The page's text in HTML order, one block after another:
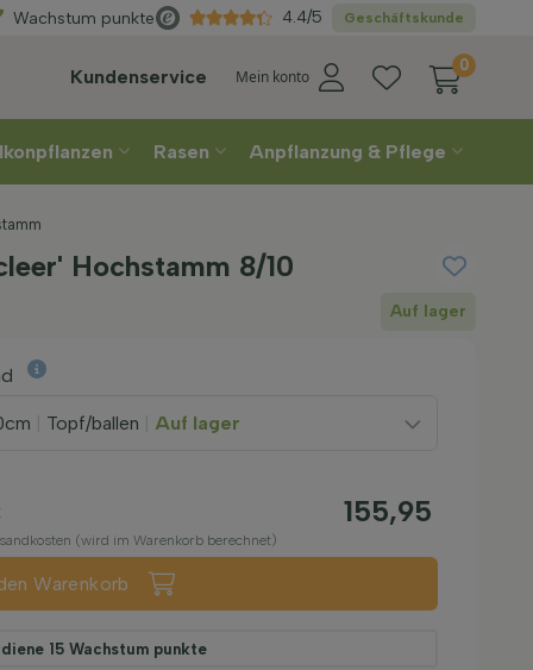
Direktaus der
Wachstum punkte Geschäftskunde
4.4/5
Kundenservice Mein konto
0
Rasen Anpflanzung & Pflege
Hochstamm 8/10
Auf lager
Topf/ballen Auf lager
155,95
(wird im Warenkorb berechnet)
Warenkorb
15Wachstum punkte